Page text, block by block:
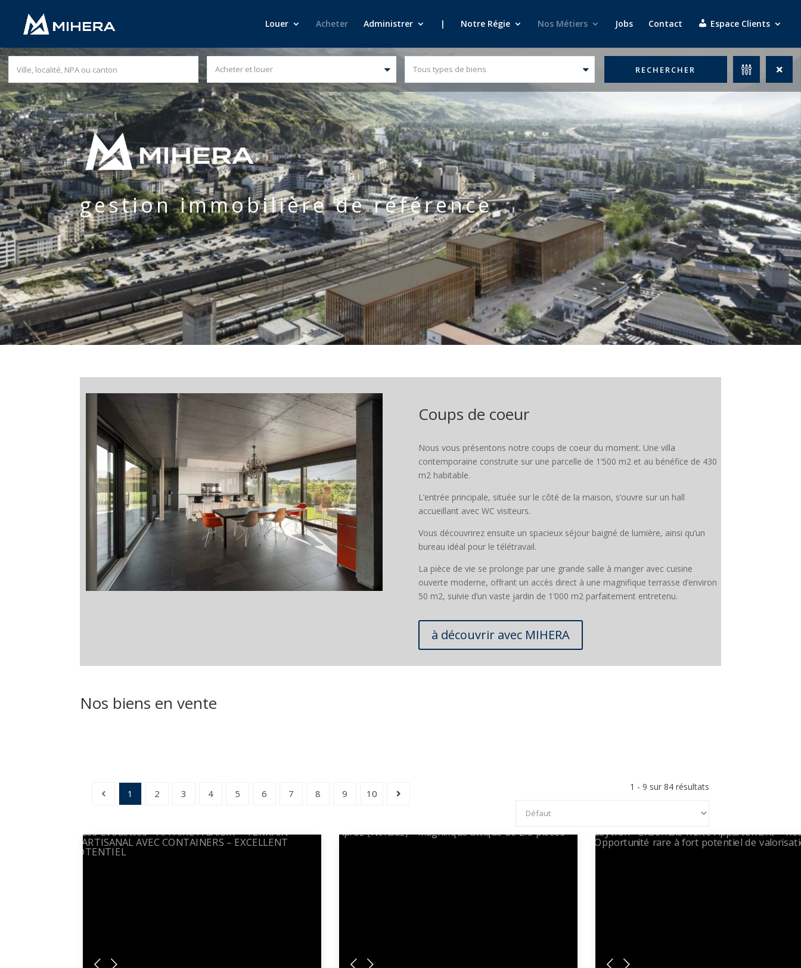
Louer Acheter Administrer | Notre Régie Nos Métiers Jobs Contact Espace Clients
Acheter et louer Tous types de biens
gestion immobilière de référence
Coups de coeur
Nous vous présentons notre coups de coeur du moment. Une villa
contemporaine construite sur une parcelle de 1’500 m2 et au bénéfice de 430
m2 habitable.
L’entrée principale, située sur le côté de la maison, s’ouvre sur un hall
accueillant avec WC visiteurs.
Vous découvrirez ensuite un spacieux séjour baigné de lumière, ainsi qu’un
bureau idéal pour le télétravail.
La pièce de vie se prolonge par une grande salle à manger avec cuisine
ouverte moderne, offrant un accès direct à une magnifique terrasse d’environ
50 m2, suivie d’un vaste jardin de 1’000 m2 parfaitement entretenu.
à découvrir avec MIHERA
Nos biens en vente
1 2 3 4 5 6 7 8 9 10
1 - 9 sur 84 résultats